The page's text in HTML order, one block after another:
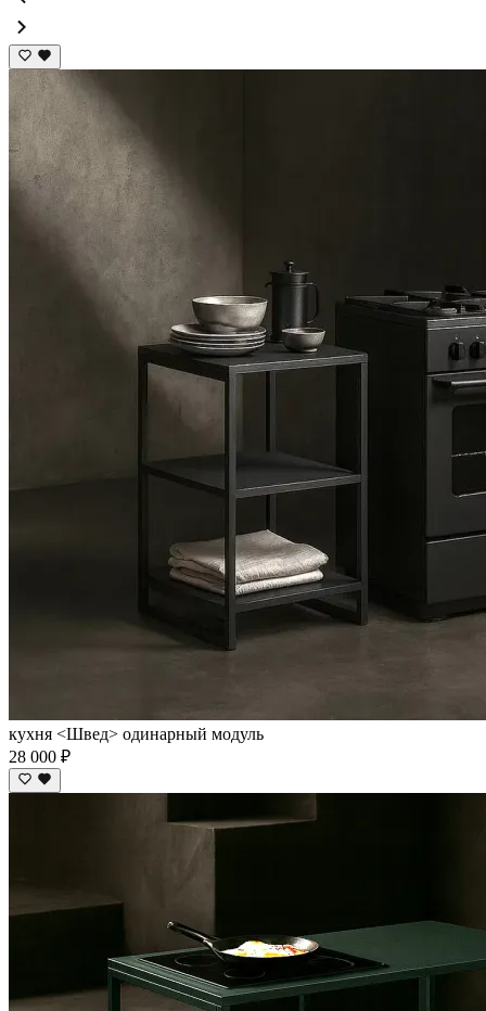
кухня <Швед> одинарный модуль
28 000 ₽